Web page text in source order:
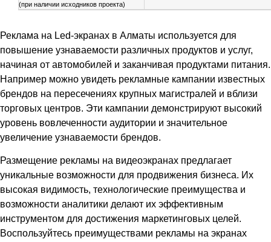
(при наличии исходников проекта)
Реклама на Led-экранах в Алматы используется для
повышение узнаваемости различных продуктов и услуг,
начиная от автомобилей и заканчивая продуктами питания.
Например можно увидеть рекламные кампании известных
брендов на пересечениях крупных магистралей и вблизи
торговых центров. Эти кампании демонстрируют высокий
уровень вовлеченности аудитории и значительное
увеличение узнаваемости брендов.
Размещение рекламы на видеоэкранах предлагает
уникальные возможности для продвижения бизнеса. Их
высокая видимость, технологические преимущества и
возможности аналитики делают их эффективным
инструментом для достижения маркетинговых целей.
Воспользуйтесь преимуществами рекламы на экранах